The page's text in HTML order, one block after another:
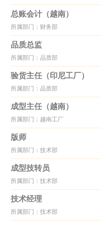
总账会计（越南）
所属部门：财务部
品质总监
所属部门：品质部
验货主任（印尼工厂）
所属部门：品质部
成型主任（越南）
所属部门：越南工厂
版师
所属部门：技术部
成型技转员
所属部门：技术部
技术经理
所属部门：技术部